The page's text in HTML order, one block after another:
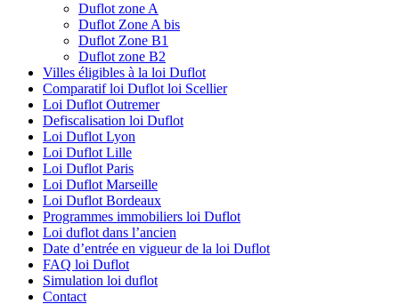
Duflot zone A
Duflot Zone A bis
Duflot Zone B1
Duflot zone B2
Villes éligibles à la loi Duflot
Comparatif loi Duflot loi Scellier
Loi Duflot Outremer
Defiscalisation loi Duflot
Loi Duflot Lyon
Loi Duflot Lille
Loi Duflot Paris
Loi Duflot Marseille
Loi Duflot Bordeaux
Programmes immobiliers loi Duflot
Loi duflot dans l’ancien
Date d’entrée en vigueur de la loi Duflot
FAQ loi Duflot
Simulation loi duflot
Contact